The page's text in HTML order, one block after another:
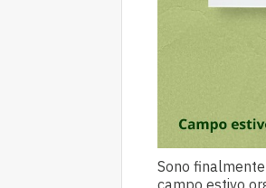
Sono